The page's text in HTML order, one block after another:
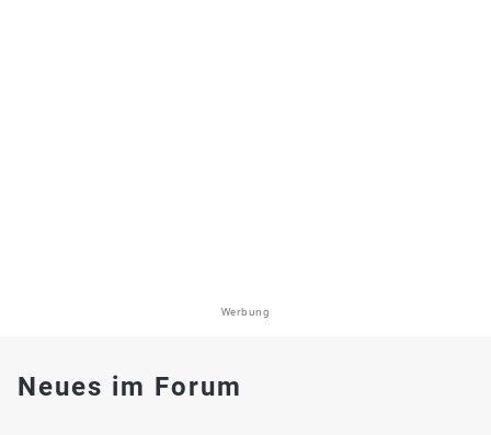
Werbung
Neues im Forum